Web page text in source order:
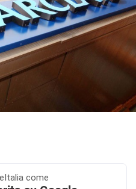
come